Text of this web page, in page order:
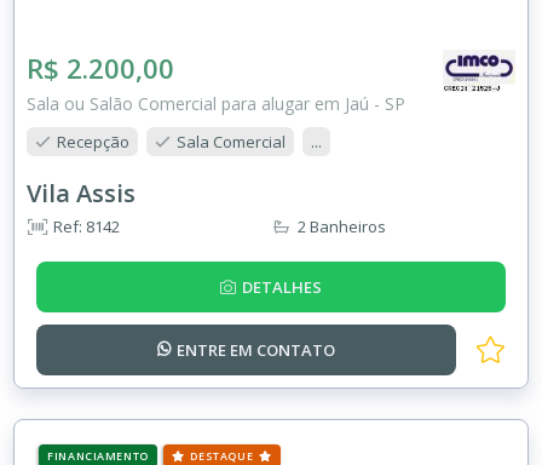
R$ 2.200,00
Sala ou Salão Comercial para alugar em Jaú - SP
Recepção Sala Comercial ...
Vila Assis
Ref: 8142 2 Banheiros
DETALHES
ENTRE EM CONTATO
FINANCIAMENTO DESTAQUE